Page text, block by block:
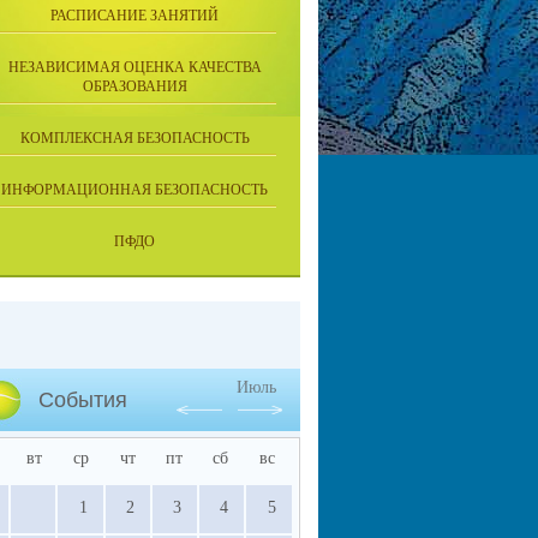
РАСПИСАНИЕ ЗАНЯТИЙ
НЕЗАВИСИМАЯ ОЦЕНКА КАЧЕСТВА
ОБРАЗОВАНИЯ
КОМПЛЕКСНАЯ БЕЗОПАСНОСТЬ
ИНФОРМАЦИОННАЯ БЕЗОПАСНОСТЬ
ПФДО
События
Июль
вт ср чт пт сб вс
1 2 3 4 5